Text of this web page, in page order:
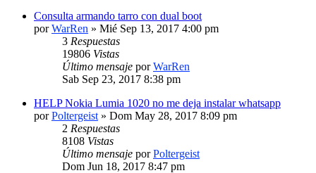
Consulta armando tarro con dual boot
porWarRen » Mié Sep 13, 2017 4:00 pm
3 Respuestas
19806 Vistas
Último mensaje porWarRen
Sab Sep 23, 2017 8:38 pm
HELP Nokia Lumia 1020 no me deja instalar whatsapp
porPoltergeist » Dom May 28, 2017 8:09 pm
2 Respuestas
8108 Vistas
Último mensaje porPoltergeist
Dom Jun 18, 2017 8:47 pm